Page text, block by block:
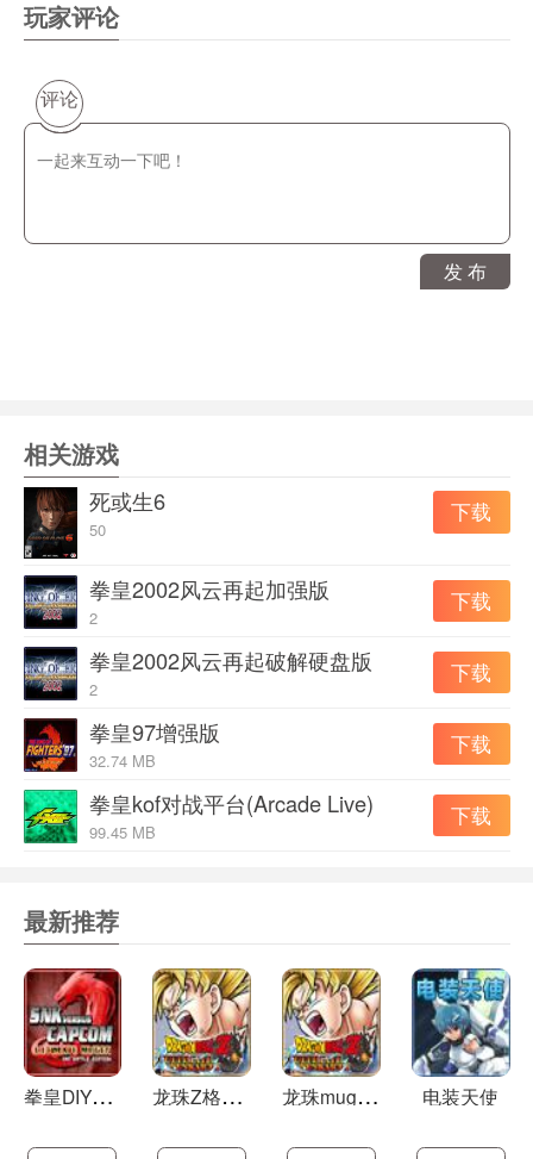
说，连续技的输入和指令要求有所提高。
1、经典的街机格斗对战游戏。
2、没有故事铺垫，单纯为了格斗胜负。
3、游戏节奏大幅加快，更考验操作。
KOF2002回归到了3V3的组队模式，能量槽也回归到
KOF98的模式。KOF2002游戏速度整体大幅度提高，出招
CANCEL超必杀，每CANCEL一次会消失4分之一的模式
时间。
玩家评论
评论
发 布
相关游戏
死或生6
50
下载
拳皇2002风云再起加强版
2
下载
拳皇2002风云再起破解硬盘版
2
下载
拳皇97增强版
32.74 MB
下载
拳皇kof对战平台(Arcade Live)
99.45 MB
下载
最新推荐
拳
皇DIY版可选200人 龙
珠Z格斗2009 龙
珠mugen格斗怒气爆发国庆正式版 电装天使